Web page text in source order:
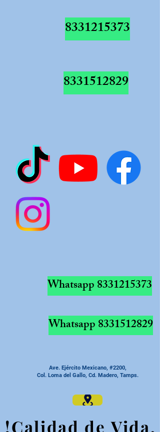
8331215373
8331512829
Whatsapp8331215373
Whatsapp8331512829
Ave. Ejército Mexicano, #2200,
Col. Loma del Gallo, Cd. Madero, Tamps.
!Calidad de Vida,
!Calidad de Vida,